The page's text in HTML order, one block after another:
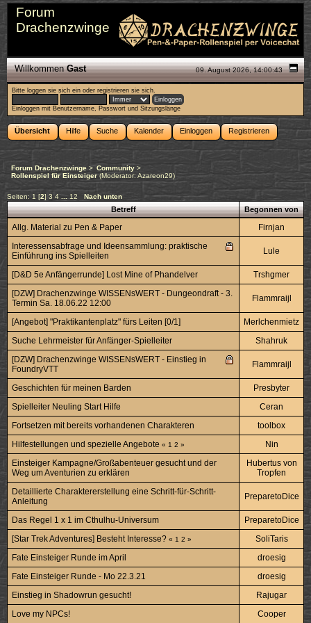
Forum
Drachenzwinge
09. August 2026, 14:00:43
WillkommenGast
Bitte loggen sie sich ein oderregistrieren sie sich.
Einloggen mit Benutzername, Passwort und Sitzungslänge
Übersicht Hilfe Suche Kalender Einloggen Registrieren
Forum Drachenzwinge > Community>
Rollenspiel für Einsteiger(Moderator: Azareon29)
Seiten: 1 [2] 3 4 ... 12 Nach unten
Betreff Begonnen von
Allg. Material zu Pen & Paper
Firnjan
Interessensabfrage und Ideensammlung: praktische
Einführung ins Spielleiten
Lule
[D&D 5e Anfängerrunde] Lost Mine of Phandelver
Trshgmer
[DZW] Drachenzwinge WISSENsWERT - Dungeondraft - 3.
Termin Sa. 18.06.22 12:00
Flammraijl
[Angebot] "Praktikantenplatz" fürs Leiten [0/1]
Merlchenmietz
Suche Lehrmeister für Anfänger-Spielleiter
Shahruk
[DZW] Drachenzwinge WISSENsWERT - Einstieg in
FoundryVTT
Flammraijl
Geschichten für meinen Barden
Presbyter
Spielleiter Neuling Start Hilfe
Ceran
Fortsetzen mit bereits vorhandenen Charakteren
toolbox
Hilfestellungen und spezielle Angebote « 1 2 »
Nin
Einsteiger Kampagne/Großabenteuer gesucht und der
Weg um Aventurien zu erklären
Hubertus von
Tropfen
Detaillierte Charaktererstellung eine Schritt-für-Schritt-
Anleitung
PreparetoDice
Das Regel 1 x 1 im Cthulhu-Universum
PreparetoDice
[Star Trek Adventures] Besteht Interesse? « 1 2 »
SoliTaris
Fate Einsteiger Runde im April
droesig
Fate Einsteiger Runde - Mo 22.3.21
droesig
Einstieg in Shadowrun gesucht!
Rajugar
Love my NPCs!
Cooper